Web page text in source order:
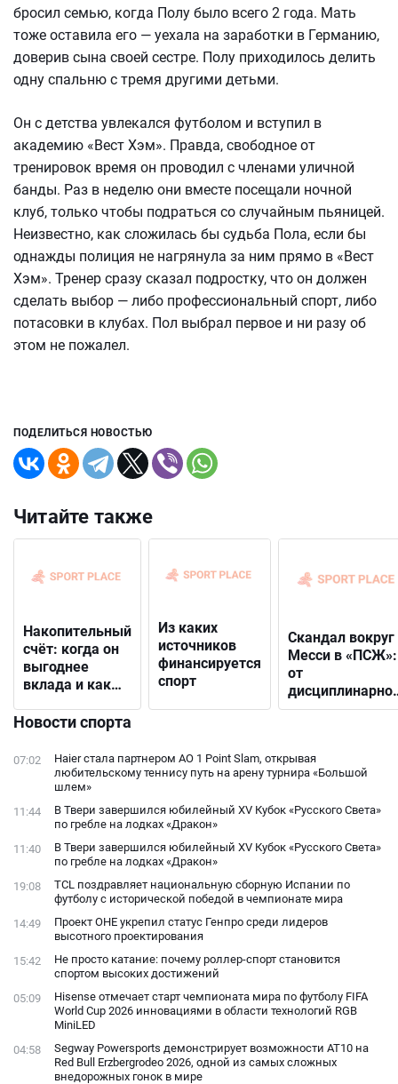
бросил семью, когда Полу было всего 2 года. Мать
тоже оставила его — уехала на заработки в Германию,
доверив сына своей сестре. Полу приходилось делить
одну спальню с тремя другими детьми.
Он с детства увлекался футболом и вступил в
академию «Вест Хэм». Правда, свободное от
тренировок время он проводил с членами уличной
банды. Раз в неделю они вместе посещали ночной
клуб, только чтобы подраться со случайным пьяницей.
Неизвестно, как сложилась бы судьба Пола, если бы
однажды полиция не нагрянула за ним прямо в «Вест
Хэм». Тренер сразу сказал подростку, что он должен
сделать выбор — либо профессиональный спорт, либо
потасовки в клубах. Пол выбрал первое и ни разу об
этом не пожалел.
ПОДЕЛИТЬСЯ НОВОСТЬЮ
Читайте также
Накопительный
счёт: когда он
выгоднее
вклада и как
подходящий
Из каких
источников
финансируется
спорт
Скандал вокруг
Месси в «ПСЖ»:
от
решения до
фанатами
Новости спорта
07:02
Haier стала партнером AO 1 Point Slam, открывая
любительскому теннису путь на арену турнира «Большой
шлем»
11:44
В Твери завершился юбилейный XV Кубок «Русского Света»
по гребле на лодках «Дракон»
11:40
В Твери завершился юбилейный XV Кубок «Русского Света»
по гребле на лодках «Дракон»
19:08
TCL поздравляет национальную сборную Испании по
футболу с исторической победой в чемпионате мира
14:49
Проект ОНЕ укрепил статус Генпро среди лидеров
высотного проектирования
15:42
Не просто катание: почему роллер-спорт становится
спортом высоких достижений
05:09
Hisense отмечает старт чемпионата мира по футболу FIFA
World Cup 2026 инновациями в области технологий RGB
MiniLED
04:58
Segway Powersports демонстрирует возможности AT10 на
Red Bull Erzbergrodeo 2026, одной из самых сложных
внедорожных гонок в мире